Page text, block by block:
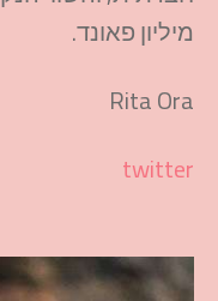
מיליון פאונד.
Rita Ora
twitter